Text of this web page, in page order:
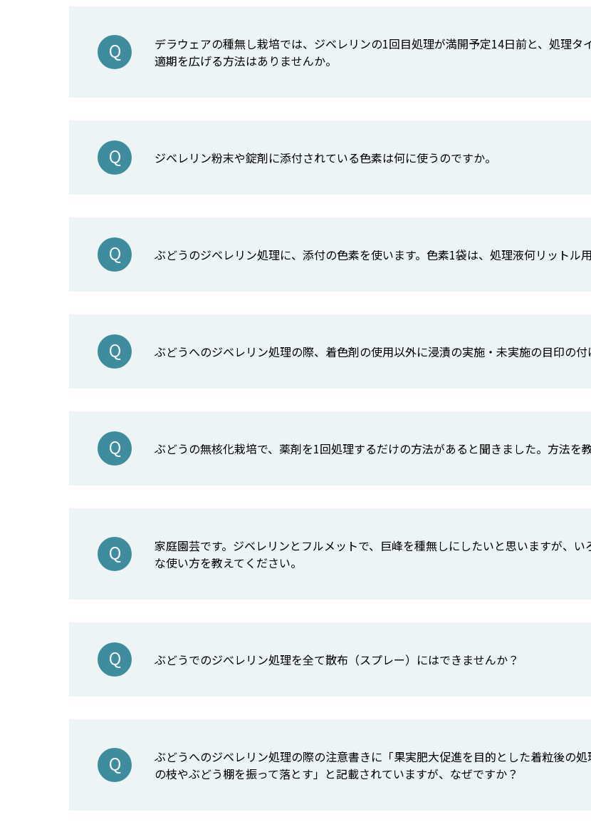
デラウェアの種無し栽培では、ジベレリンの1回目処理が満開予定14日前と、処理タ
適期を広げる方法はありませんか。
ジベレリン粉末や錠剤に添付されている色素は何に使うのですか。
ぶどうのジベレリン処理に、添付の色素を使います。色素1袋は、処理液何リットル用
ぶどうへのジベレリン処理の際、着色剤の使用以外に浸漬の実施・未実施の目印の付
ぶどうの無核化栽培で、薬剤を1回処理するだけの方法があると聞きました。方法を
家庭園芸です。ジベレリンとフルメットで、巨峰を種無しにしたいと思いますが、
な使い方を教えてください。
ぶどうでのジべレリン処理を全て散布（スプレー）にはできませんか？
ぶどうへのジベレリン処理の際の注意書きに「果実肥大促進を目的とした着粒後の
の枝やぶどう棚を振って落とす」と記載されていますが、なぜですか？